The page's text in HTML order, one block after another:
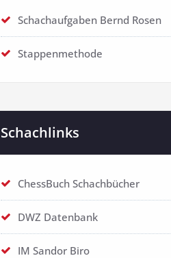
Schachaufgaben Bernd Rosen
Stappenmethode
Schachlinks
ChessBuch Schachbücher
DWZ Datenbank
IM Sandor Biro